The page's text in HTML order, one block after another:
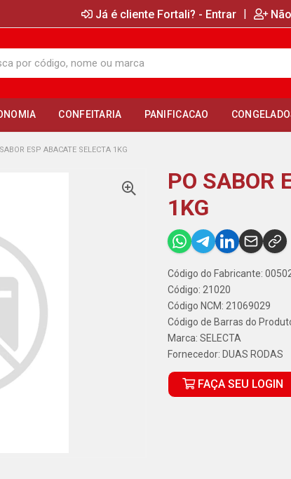
Já é cliente Fortali? - Entrar |
CONFEITARIA PANIFICACAO
ESP ABACATE SELECTA 1KG
PO SABOR
1KG
Código do Fabricante:
Código: 21020
Código NCM: 21069029
Código de Barras do
Marca: SELECTA
Fornecedor: DUAS RODAS
FAÇA SEU LOGIN